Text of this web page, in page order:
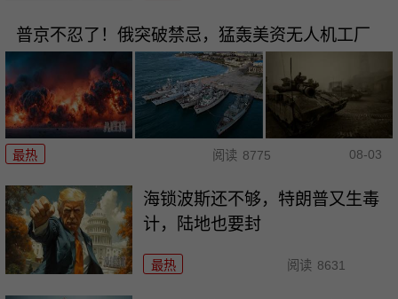
普京不忍了！俄突破禁忌，猛轰美资无人机工厂
最热 阅读 8775 08-03
海锁波斯还不够，特朗普又生毒
计，陆地也要封
最热 阅读 8631